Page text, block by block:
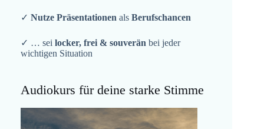
✓ Nutze Präsentationen als Berufschancen
✓ … sei locker, frei & souverän bei jeder
wichtigen Situation
Audiokurs für deine starke Stimme